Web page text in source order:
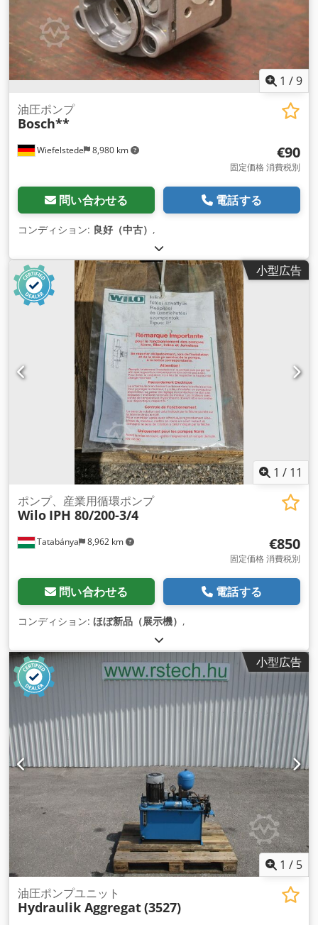
1 /9
Wiefelstede 8,980 km
油圧ポンプ
Bosch**
€90
固定価格 消費税別
問い合わせる 電話する
コンディション: 良好（中古） ,
小型広告
1 / 11
Tatabánya 8,962 km
ポンプ、産業用循環ポンプ
Wilo IPH 80/200-3/4
€850
固定価格 消費税別
問い合わせる 電話する
コンディション: ほぼ新品（展示機） ,
小型広告
1 / 5
油圧ポンプユニット
Hydraulik Aggregat(3527)